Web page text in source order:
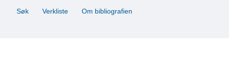
Søk Verkliste Om bibliografien